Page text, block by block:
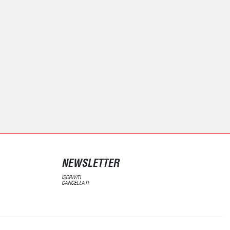
NEWSLETTER
ISCRIVITI
CANCELLATI